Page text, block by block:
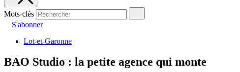
Mots-clés
S'abonner
Lot-et-Garonne
BAO Studio : la petite agence qui monte